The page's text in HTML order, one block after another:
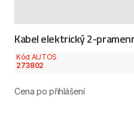
Kabel elektrický 2-
Kód AUTOS
273802
Cena po přihlášení